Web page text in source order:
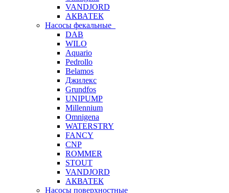
VANDJORD
АКВАТЕК
Насосы фекальные
DAB
WILO
Aquario
Pedrollo
Belamos
Джилекс
Grundfos
UNIPUMP
Millennium
Omnigena
WATERSTRY
FANCY
CNP
ROMMER
STOUT
VANDJORD
АКВАТЕК
Насосы поверхностные